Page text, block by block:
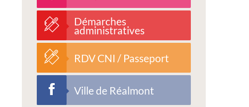
Démarches
administratives
RDV CNI / Passeport
Ville de Réalmont